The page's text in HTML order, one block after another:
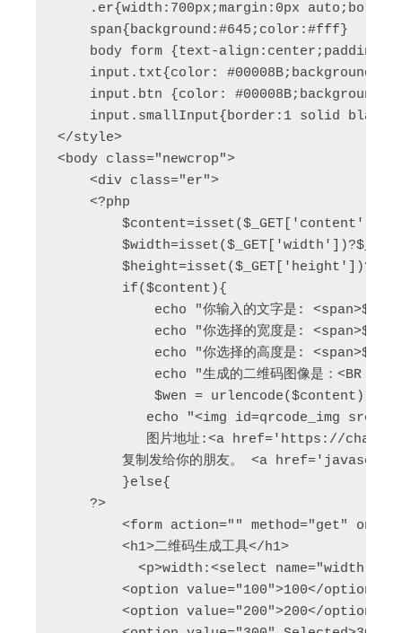
.er{width:700px;margin:0px
    span{background:#645;color:#fff}
body form {text-align:center;padding:
input.txt{color: #00008B;background-
input.btn {color: #00008B;background-
input.smallInput{border:1 solid
</style>
<body class="newcrop">
    <div class="er">
    <?php
        if($content){
echo "你输入的文字是:
echo "你选择的宽度是:
echo "你选择的高度是:
echo "生成的二维码图像是：<BR />
            $wen = urlencode($content);
echo "<img id=qrcode_img
图片地址:<a href='https://
复制发给你的朋友。 <a
        }else{
    ?>
<form action="" method="get"
        <h1>二维码生成工具</h1>
          <p>width:<select name="width">
        <option value="100">100</option>
        <option value="200">200</option>